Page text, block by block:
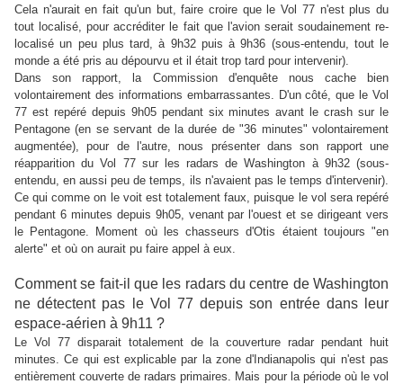
Cela n'aurait en fait qu'un but, faire croire que le Vol 77 n'est plus du
tout localisé, pour accréditer le fait que l'avion serait soudainement re-
localisé un peu plus tard, à 9h32 puis à 9h36 (sous-entendu, tout le
monde a été pris au dépourvu et il était trop tard pour intervenir).
Dans son rapport, la Commission d'enquête nous cache bien
volontairement des informations embarrassantes. D'un côté, que le Vol
77 est repéré depuis 9h05 pendant six minutes avant le crash sur le
Pentagone (en se servant de la durée de "36 minutes" volontairement
augmentée), pour de l'autre, nous présenter dans son rapport une
réapparition du Vol 77 sur les radars de Washington à 9h32 (sous-
entendu, en aussi peu de temps, ils n'avaient pas le temps d'intervenir).
Ce qui comme on le voit est totalement faux, puisque le vol sera repéré
pendant 6 minutes depuis 9h05, venant par l'ouest et se dirigeant vers
le Pentagone. Moment où les chasseurs d'Otis étaient toujours "en
alerte" et où on aurait pu faire appel à eux.
Comment se fait-il que les radars du centre de Washington
ne détectent pas le Vol 77 depuis son entrée dans leur
espace-aérien à 9h11 ?
Le Vol 77 disparait totalement de la couverture radar pendant huit
minutes. Ce qui est explicable par la zone d'Indianapolis qui n'est pas
entièrement couverte de radars primaires. Mais pour la période où le vol